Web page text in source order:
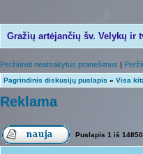
Gražių artėjančių šv. Velykų ir
Peržiūrėti neatsakytus pranešimus |
Pagrindinis diskusijų puslapis » Visa
Reklama
Puslapis 1 iš 14850